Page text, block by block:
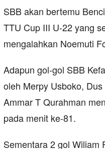
SBB akan bertemu
TTU Cup III U-22 yang
mengalahkan Noemuti
Adapun gol-gol SBB
oleh Merpy Usboko,
Ammar T Qurahman
pada menit ke-81.
Sementara 2 gol Wiliam